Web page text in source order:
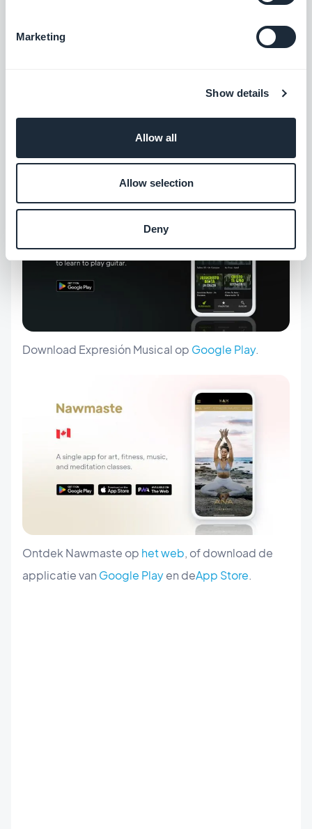
Marketing
Show details
Allow all
Allow selection
Deny
Google Play en de
Download Expresión Musical op Google Play.
Ontdek Nawmaste op het web, of download de
applicatie van Google Playen deApp Store.